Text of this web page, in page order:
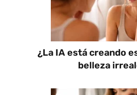
¿La IA está creando
belleza